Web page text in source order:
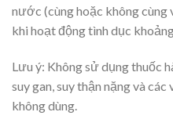
nước (cùng hoặc không
khi hoạt động tình dục
Lưu ý: Không sử dụng thuốc
suy gan, suy thận nặng và
không dùng.